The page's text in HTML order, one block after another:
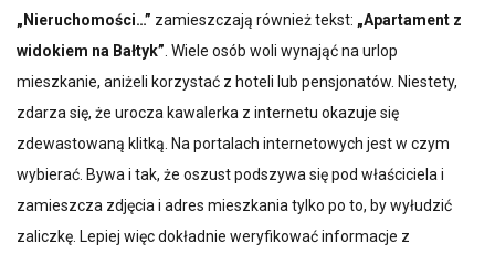
„Nieruchomości…” zamieszczają również tekst: „Apartament z
widokiem na Bałtyk” . Wiele osób woli wynająć na urlop
mieszkanie, aniżeli korzystać z hoteli lub pensjonatów. Niestety,
zdarza się, że urocza kawalerka z internetu okazuje się
zdewastowaną klitką. Na portalach internetowych jest w czym
wybierać. Bywa i tak, że oszust podszywa się pod właściciela i
zamieszcza zdjęcia i adres mieszkania tylko po to, by wyłudzić
zaliczkę. Lepiej więc dokładnie weryfikować informacje z